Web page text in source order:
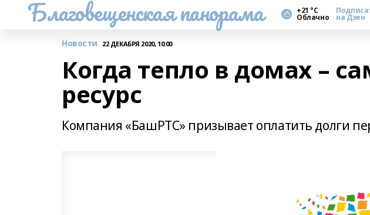
Благовещенская панорама +21 °С
Облачно на Дзен
Новости 22 ДЕКАБРЯ 2020, 10:00
Когда тепло в домах –
ресурс
Компания «БашРТС» призывает оплатить долги